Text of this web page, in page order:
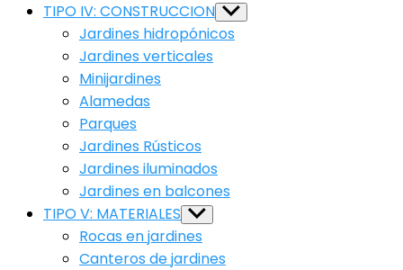
TIPO IV: CONSTRUCCION Show
sub
menu
Jardines hidropónicos
Jardines verticales
Minijardines
Alamedas
Parques
Jardines Rústicos
Jardines iluminados
Jardines en balcones
TIPO V: MATERIALES Show
sub
menu
Rocas en jardines
Canteros de jardines